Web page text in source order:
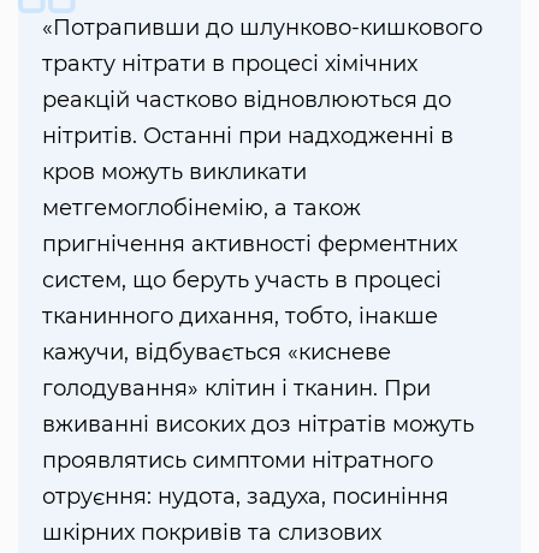
«Потрапивши до шлунково-кишкового
тракту нітрати в процесі хімічних
реакцій частково відновлюються до
нітритів. Останні при надходженні в
кров можуть викликати
метгемоглобінемію, а також
пригнічення активності ферментних
систем, що беруть участь в процесі
тканинного дихання, тобто, інакше
кажучи, відбувається «кисневе
голодування» клітин і тканин. При
вживанні високих доз нітратів можуть
проявлятись симптоми нітратного
отруєння: нудота, задуха, посиніння
шкірних покривів та слизових